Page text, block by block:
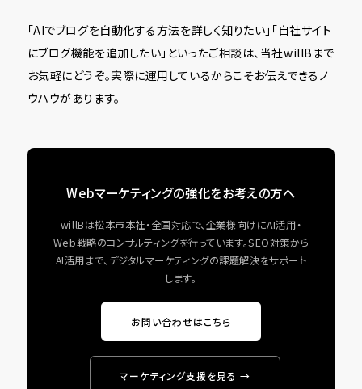
「AIでブログを自動化する方法を詳しく知りたい」「自社サイト
にブログ機能を追加したい」といったご相談は、当社willBまで
お気軽にどうぞ。実際に運用しているからこそお伝えできるノ
ウハウがあります。
Webマーケティングの強化をお考えの方へ
willBは松本市本社・全国対応で、企業様向けにAI活用・
Web戦略のコンサルティングを行っています。SEO対策から
AI活用まで、デジタルマーケティングの課題解決をサポート
します。
お問い合わせはこちら
マーケティング支援を見る →